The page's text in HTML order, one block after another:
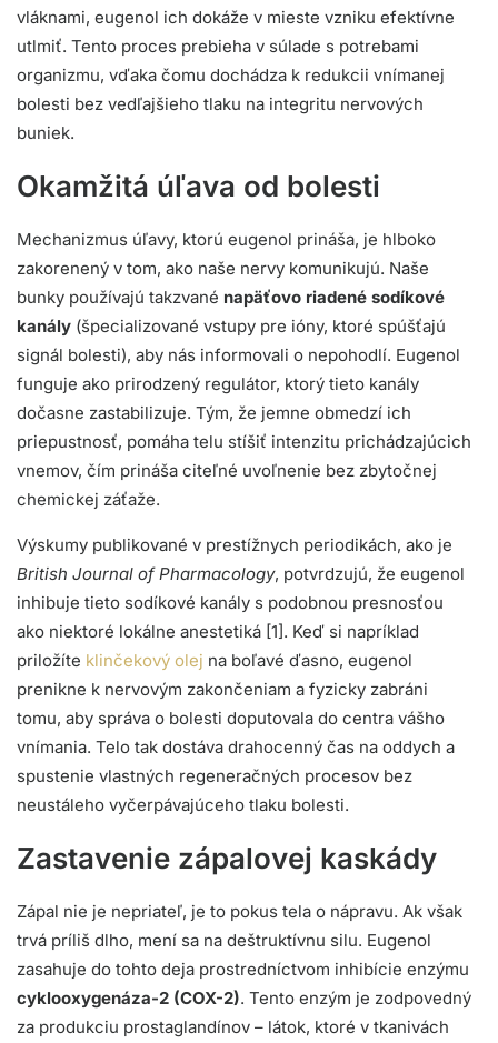
vláknami, eugenol ich dokáže v mieste vzniku efektívne
utlmiť. Tento proces prebieha v súlade s potrebami
organizmu, vďaka čomu dochádza k redukcii vnímanej
bolesti bez vedľajšieho tlaku na integritu nervových
buniek.
Okamžitá úľava od bolesti
Mechanizmus úľavy, ktorú eugenol prináša, je hlboko
zakorenený v tom, ako naše nervy komunikujú. Naše
bunky používajú takzvané napäťovo riadené sodíkové
kanály (špecializované vstupy pre ióny, ktoré spúšťajú
signál bolesti), aby nás informovali o nepohodlí. Eugenol
funguje ako prirodzený regulátor, ktorý tieto kanály
dočasne zastabilizuje. Tým, že jemne obmedzí ich
priepustnosť, pomáha telu stíšiť intenzitu prichádzajúcich
vnemov, čím prináša citeľné uvoľnenie bez zbytočnej
chemickej záťaže.
Výskumy publikované v prestížnych periodikách, ako je
British Journal of Pharmacology, potvrdzujú, že eugenol
inhibuje tieto sodíkové kanály s podobnou presnosťou
ako niektoré lokálne anestetiká [1]. Keď si napríklad
priložíte klinčekový olej na boľavé ďasno, eugenol
prenikne k nervovým zakončeniam a fyzicky zabráni
tomu, aby správa o bolesti doputovala do centra vášho
vnímania. Telo tak dostáva drahocenný čas na oddych a
spustenie vlastných regeneračných procesov bez
neustáleho vyčerpávajúceho tlaku bolesti.
Zastavenie zápalovej kaskády
Zápal nie je nepriateľ, je to pokus tela o nápravu. Ak však
trvá príliš dlho, mení sa na deštruktívnu silu. Eugenol
zasahuje do tohto deja prostredníctvom inhibície enzýmu
cyklooxygenáza-2 (COX-2). Tento enzým je zodpovedný
za produkciu prostaglandínov – látok, ktoré v tkanivách